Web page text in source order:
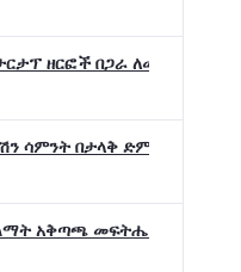
ዘርፎች በጋራ ለመስራት መከሩ፡፡
ሳምንት በታላቅ ድምቀት
አቅጣጫ መፍትሔ ጠቋሚ